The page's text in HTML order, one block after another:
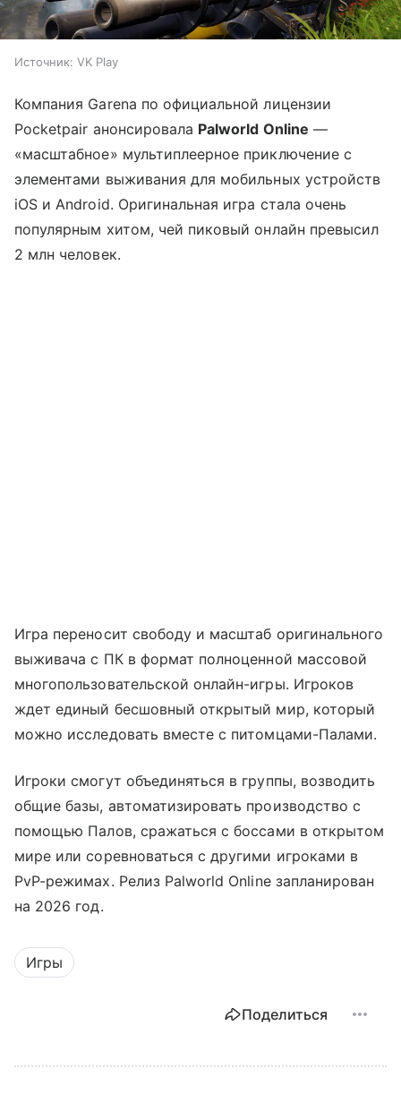
Источник: VK Play
Компания Garena по официальной лицензии
Pocketpair анонсировала Palworld Online —
«масштабное» мультиплеерное приключение с
элементами выживания для мобильных устройств
iOS и Android. Оригинальная игра стала очень
популярным хитом, чей пиковый онлайн превысил
2 млн человек.
Игра переносит свободу и масштаб оригинального
выживача с ПК в формат полноценной массовой
многопользовательской онлайн-игры. Игроков
ждет единый бесшовный открытый мир, который
можно исследовать вместе с питомцами-Палами.
Игроки смогут объединяться в группы, возводить
общие базы, автоматизировать производство с
помощью Палов, сражаться с боссами в открытом
мире или соревноваться с другими игроками в
PvP-режимах. Релиз Palworld Online запланирован
на 2026 год.
Игры
Поделиться